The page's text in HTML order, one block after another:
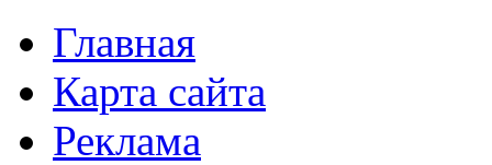
Главная
Карта сайта
Реклама